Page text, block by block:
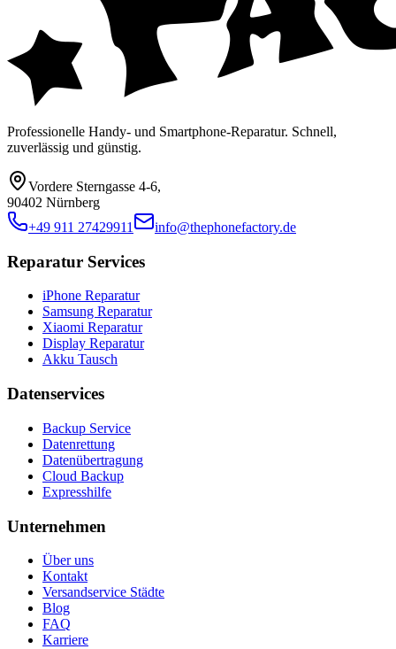
Professionelle Handy- und Smartphone-Reparatur. Schnell,
zuverlässig und günstig.
Vordere Sterngasse 4-6,
90402 Nürnberg
+49 911 27429911
info@thephonefactory.de
Reparatur Services
iPhone Reparatur
Samsung Reparatur
Xiaomi Reparatur
Display Reparatur
Akku Tausch
Datenservices
Backup Service
Datenrettung
Datenübertragung
Cloud Backup
Expresshilfe
Unternehmen
Über uns
Kontakt
Versandservice Städte
Blog
FAQ
Karriere